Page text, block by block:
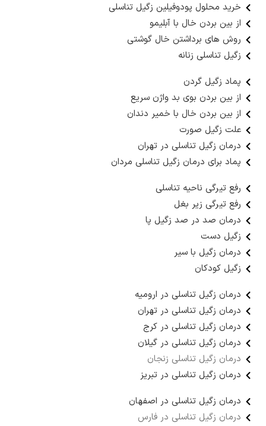
خرید محلول پودوفیلین زگیل تناسلی
از بین بردن خال با آبلیمو
روش های برداشتن خال گوشتی
زگیل تناسلی زنانه
پماد زگیل گردن
از بین بردن بوی بد واژن سریع
از بین بردن خال با خمیر دندان
علت زگیل صورت
درمان زگیل تناسلی در تهران
پماد برای درمان زگیل تناسلی مردان
رفع تیرگی ناحیه تناسلی
رفع تیرگی زیر بغل
درمان صد در صد زگیل پا
زگیل دست
درمان زگیل با سیر
زگیل کودکان
درمان زگیل تناسلی در ارومیه
درمان زگیل تناسلی در تهران
درمان زگیل تناسلی در کرج
درمان زگیل تناسلی در گیلان
درمان زگیل تناسلی زنجان
درمان زگیل تناسلی در تبریز
درمان زگیل تناسلی در اصفهان
درمان زگیل تناسلی در فارس